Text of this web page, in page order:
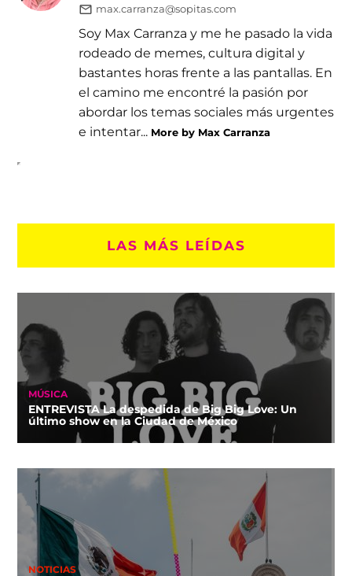
max.carranza@sopitas.com
Soy Max Carranza y me he pasado la vida
rodeado de memes, cultura digital y
bastantes horas frente a las pantallas. En
el camino me encontré la pasión por
abordar los temas sociales más urgentes
e intentar... More by Max Carranza
LAS MÁS LEÍDAS
MÚSICA
ENTREVISTA La despedida de Big Big Love: Un
último show en la Ciudad de México
NOTICIAS